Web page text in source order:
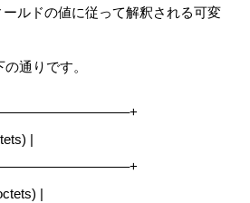
ルドの値に従って解釈される可変
通りです。
|
|